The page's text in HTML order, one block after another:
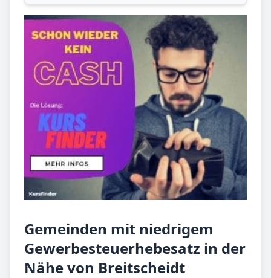
Gemeinden mit niedrigem
Gewerbesteuerhebesatz in der
Nähe von Breitscheidt